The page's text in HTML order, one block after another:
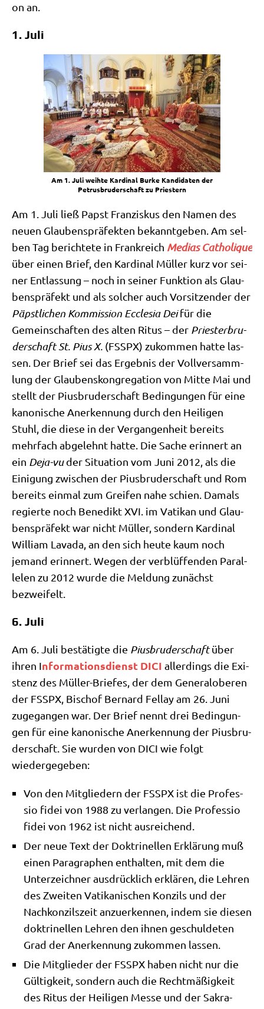
on an.
1. Juli
Am 1. Juli weih­te Kar­di­nal Bur­ke Kan­di­da­ten der
Petrus­bru­der­schaft zu Priestern
Am 1. Juli ließ Papst Fran­zis­kus den Namen des
neu­en Glau­bens­prä­fek­ten bekannt­ge­ben. Am sel­
ben Tag berich­te­te in Frank­reich Medi­as Catho­li­que
über einen Brief, den Kar­di­nal Mül­ler kurz vor sei­
ner Ent­las­sung – noch in sei­ner Funk­ti­on als Glau­
bens­prä­fekt und als sol­cher auch Vor­sit­zen­der der
Päpst­li­chen Kom­mis­si­on Eccle­sia Deifür die
Gemein­schaf­ten des alten Ritus – der Prie­ster­bru­
der­schaft St. Pius X. (FSSPX) zukom­men hat­te las­
sen. Der Brief sei das Ergeb­nis der Voll­ver­samm­
lung der Glau­bens­kon­gre­ga­ti­on von Mit­te Mai und
stellt der Pius­bru­der­schaft Bedin­gun­gen für eine
kano­ni­sche Aner­ken­nung durch den Hei­li­gen
Stuhl, die die­se in der Ver­gan­gen­heit bereits
mehr­fach abge­lehnt hat­te. Die Sache erin­nert an
ein Deja-vuder Situa­ti­on vom Juni 2012, als die
Eini­gung zwi­schen der Pius­bru­der­schaft und Rom
bereits ein­mal zum Grei­fen nahe schien. Damals
regier­te noch Bene­dikt XVI. im Vati­kan und Glau­
bens­prä­fekt war nicht Mül­ler, son­dern Kar­di­nal
Wil­liam Lava­da, an den sich heu­te kaum noch
jemand erin­nert. Wegen der ver­blüf­fen­den Par­al­
le­len zu 2012 wur­de die Mel­dung zunächst
bezweifelt.
6. Juli
Am 6. Juli bestä­tig­te die Pius­bru­der­schaftüber
ihren Infor­ma­ti­ons­dienst DICI aller­dings die Exi­
stenz des Mül­ler-Brie­fes, der dem Gene­ral­obe­ren
der FSSPX, Bischof Ber­nard Fel­lay am 26. Juni
zuge­gan­gen war. Der Brief nennt drei Bedin­gun­
gen für eine kano­ni­sche Aner­ken­nung der Pius­bru­
der­schaft. Sie wur­den von DICI wie folgt
wiedergegeben:
Von den Mit­glie­dern der FSSPX ist die Pro­fes­
sio fidei von 1988 zu ver­lan­gen. Die Pro­fes­sio
fidei von 1962 ist nicht ausreichend.
Der neue Text der Dok­tri­nel­len Erklä­rung muß
einen Para­gra­phen ent­hal­ten, mit dem die
Unter­zeich­ner aus­drück­lich erklä­ren, die Leh­ren
des Zwei­ten Vati­ka­ni­schen Kon­zils und der
Nach­kon­zils­zeit anzu­er­ken­nen, indem sie die­sen
dok­tri­nel­len Leh­ren den ihnen geschul­de­ten
Grad der Aner­ken­nung zukom­men lassen.
Die Mit­glie­der der FSSPX haben nicht nur die
Gül­tig­keit, son­dern auch die Recht­mä­ßig­keit
des Ritus der Hei­li­gen Mes­se und der Sakra­